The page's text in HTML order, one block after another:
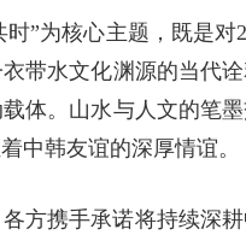
”为核心主题，既是对
带水文化渊源的当代
体。山水与人文的笔
中韩友谊的深厚情谊。
方携手承诺将持续深